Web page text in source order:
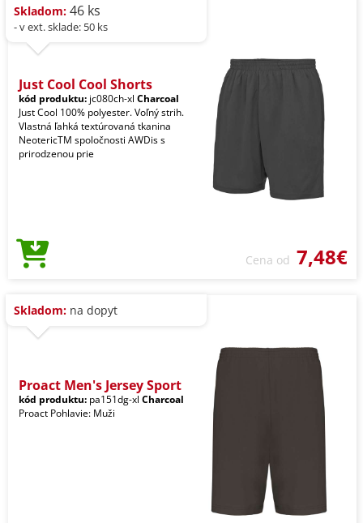
Skladom: 46 ks
- v ext. sklade: 50 ks
Just Cool Cool Shorts
kód produktu: jc080ch-xl Charcoal
Just Cool 100% polyester. Voľný strih.
Vlastná ľahká textúrovaná tkanina
NeotericTM spoločnosti AWDis s
prirodzenou prie
Cena od 7,48€
Skladom: na dopyt
Proact Men's Jersey Sport
kód produktu: pa151dg-xl Charcoal
Proact Pohlavie: Muži